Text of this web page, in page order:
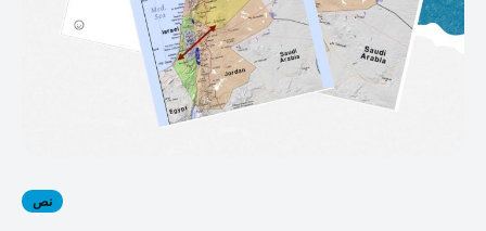
نص